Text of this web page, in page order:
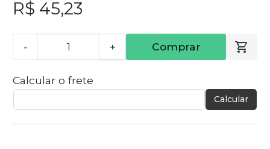
R$ 45,23
- + Comprar
Calcular o frete
Calcular